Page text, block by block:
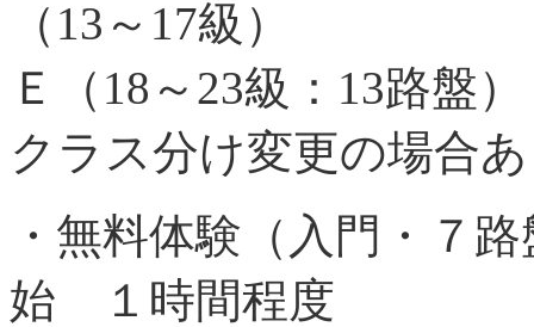
（13～17級）
Ｅ（18～23級：13路盤
クラス分け変更の場合
・無料体験（入門・７
始 １時間程度